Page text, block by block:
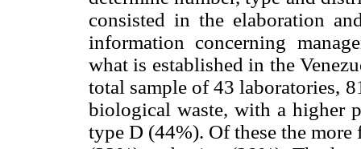
consisted in the elaboration
information concerning
what is established in the
total sample of 43 laboratories,
biological waste, with a higher
type D (44%). Of these the